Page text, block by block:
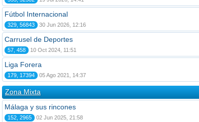
Fútbol Internacional
329, 56843 30 Jun 2026, 12:16
Carrusel de Deportes
57, 458 10 Oct 2024, 11:51
Liga Forera
179, 17394 05 Ago 2021, 14:37
Zona Mixta
Málaga y sus rincones
152, 2965 02 Jun 2025, 21:58